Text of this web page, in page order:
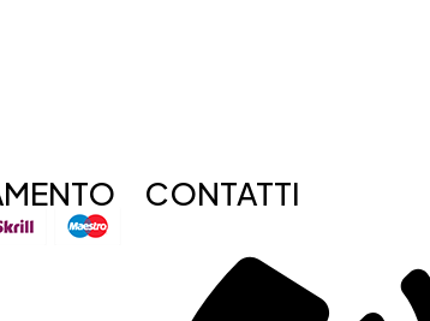
CONTATTI